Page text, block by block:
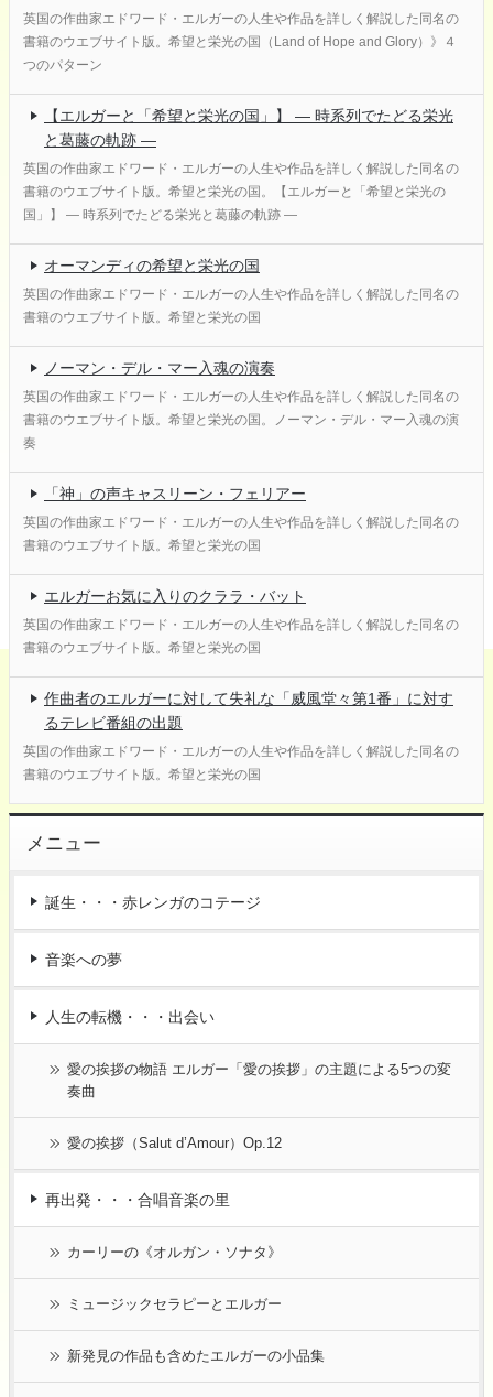
英国の作曲家エドワード・エルガーの人生や作品を詳しく解説した同名の
書籍のウエブサイト版。希望と栄光の国（Land of Hope and Glory）》４
つのパターン
【エルガーと「希望と栄光の国」】 ― 時系列でたどる栄光
と葛藤の軌跡 ―
英国の作曲家エドワード・エルガーの人生や作品を詳しく解説した同名の
書籍のウエブサイト版。希望と栄光の国。【エルガーと「希望と栄光の
国」】 ― 時系列でたどる栄光と葛藤の軌跡 ―
オーマンディの希望と栄光の国
英国の作曲家エドワード・エルガーの人生や作品を詳しく解説した同名の
書籍のウエブサイト版。希望と栄光の国
ノーマン・デル・マー入魂の演奏
英国の作曲家エドワード・エルガーの人生や作品を詳しく解説した同名の
書籍のウエブサイト版。希望と栄光の国。ノーマン・デル・マー入魂の演
奏
「神」の声キャスリーン・フェリアー
英国の作曲家エドワード・エルガーの人生や作品を詳しく解説した同名の
書籍のウエブサイト版。希望と栄光の国
エルガーお気に入りのクララ・バット
英国の作曲家エドワード・エルガーの人生や作品を詳しく解説した同名の
書籍のウエブサイト版。希望と栄光の国
作曲者のエルガーに対して失礼な「威風堂々第1番」に対す
るテレビ番組の出題
英国の作曲家エドワード・エルガーの人生や作品を詳しく解説した同名の
書籍のウエブサイト版。希望と栄光の国
メニュー
誕生・・・赤レンガのコテージ
音楽への夢
人生の転機・・・出会い
愛の挨拶の物語 エルガー「愛の挨拶」の主題による5つの変
奏曲
愛の挨拶（Salut d’Amour）Op.12
再出発・・・合唱音楽の里
カーリーの《オルガン・ソナタ》
ミュージックセラピーとエルガー
新発見の作品も含めたエルガーの小品集